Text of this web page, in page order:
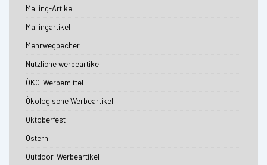
Mailing-Artikel
Mailingartikel
Mehrwegbecher
Nützliche werbeartikel
ÖKO-Werbemittel
Ökologische Werbeartikel
Oktoberfest
Ostern
Outdoor-Werbeartikel